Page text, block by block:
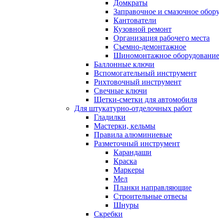
Домкраты
Заправочное и смазочное
Кантователи
Кузовной ремонт
Организация рабочего места
Съемно-демонтажное
Шиномонтажное оборудование
Баллонные ключи
Вспомогательный инструмент
Рихтовочный инструмент
Свечные ключи
Щетки-сметки для автомобиля
Для штукатурно-отделочных работ
Гладилки
Мастерки, кельмы
Правила алюминиевые
Разметочный инструмент
Карандаши
Краска
Маркеры
Мел
Планки направляющие
Строительные отвесы
Шнуры
Скребки